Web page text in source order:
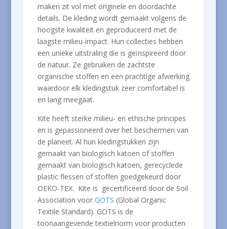
maken zit vol met originele en doordachte
details. De kleding wordt gemaakt volgens de
hoogste kwaliteit en geproduceerd met de
laagste milieu-impact. Hun collecties hebben
een unieke uitstraling die is geïnspireerd door
de natuur. Ze gebruiken de zachtste
organische stoffen en een prachtige afwerking
waardoor elk kledingstuk zeer comfortabel is
en lang meegaat.
Kite heeft sterke milieu- en ethische principes
en is gepassioneerd over het beschermen van
de planeet. Al hun kledingstukken zijn
gemaakt van biologisch katoen of stoffen
gemaakt van biologisch katoen, gerecyclede
plastic flessen of stoffen goedgekeurd door
OEKO-TEX. Kite is gecertificeerd door de Soil
Association voor GOTS (Global Organic
Textile Standard). GOTS is de
toonaangevende textielnorm voor producten